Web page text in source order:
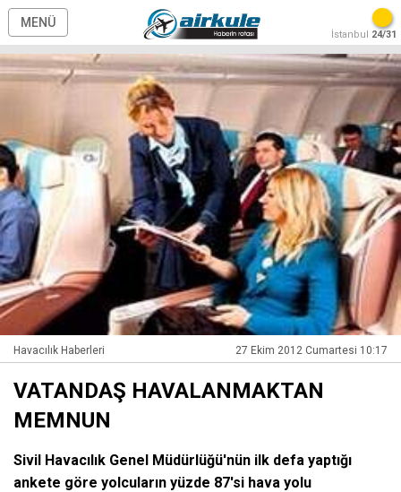
MENÜ
İstanbul 24/31
Havacılık Haberleri 27 Ekim 2012 Cumartesi 10:17
VATANDAŞ HAVALANMAKTAN
MEMNUN
Sivil Havacılık Genel Müdürlüğü'nün ilk defa yaptığı
ankete göre yolcuların yüzde 87'si hava yolu